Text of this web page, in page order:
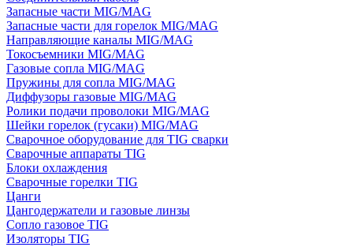
Запасные части MIG/MAG
Запасные части для горелок MIG/MAG
Направляющие каналы MIG/MAG
Токосъемники MIG/MAG
Газовые сопла MIG/MAG
Пружины для сопла MIG/MAG
Диффузоры газовые MIG/MAG
Ролики подачи проволоки MIG/MAG
Шейки горелок (гусаки) MIG/MAG
Сварочное оборудование для TIG сварки
Сварочные аппараты TIG
Блоки охлаждения
Сварочные горелки TIG
Цанги
Цангодержатели и газовые линзы
Сопло газовое TIG
Изоляторы TIG